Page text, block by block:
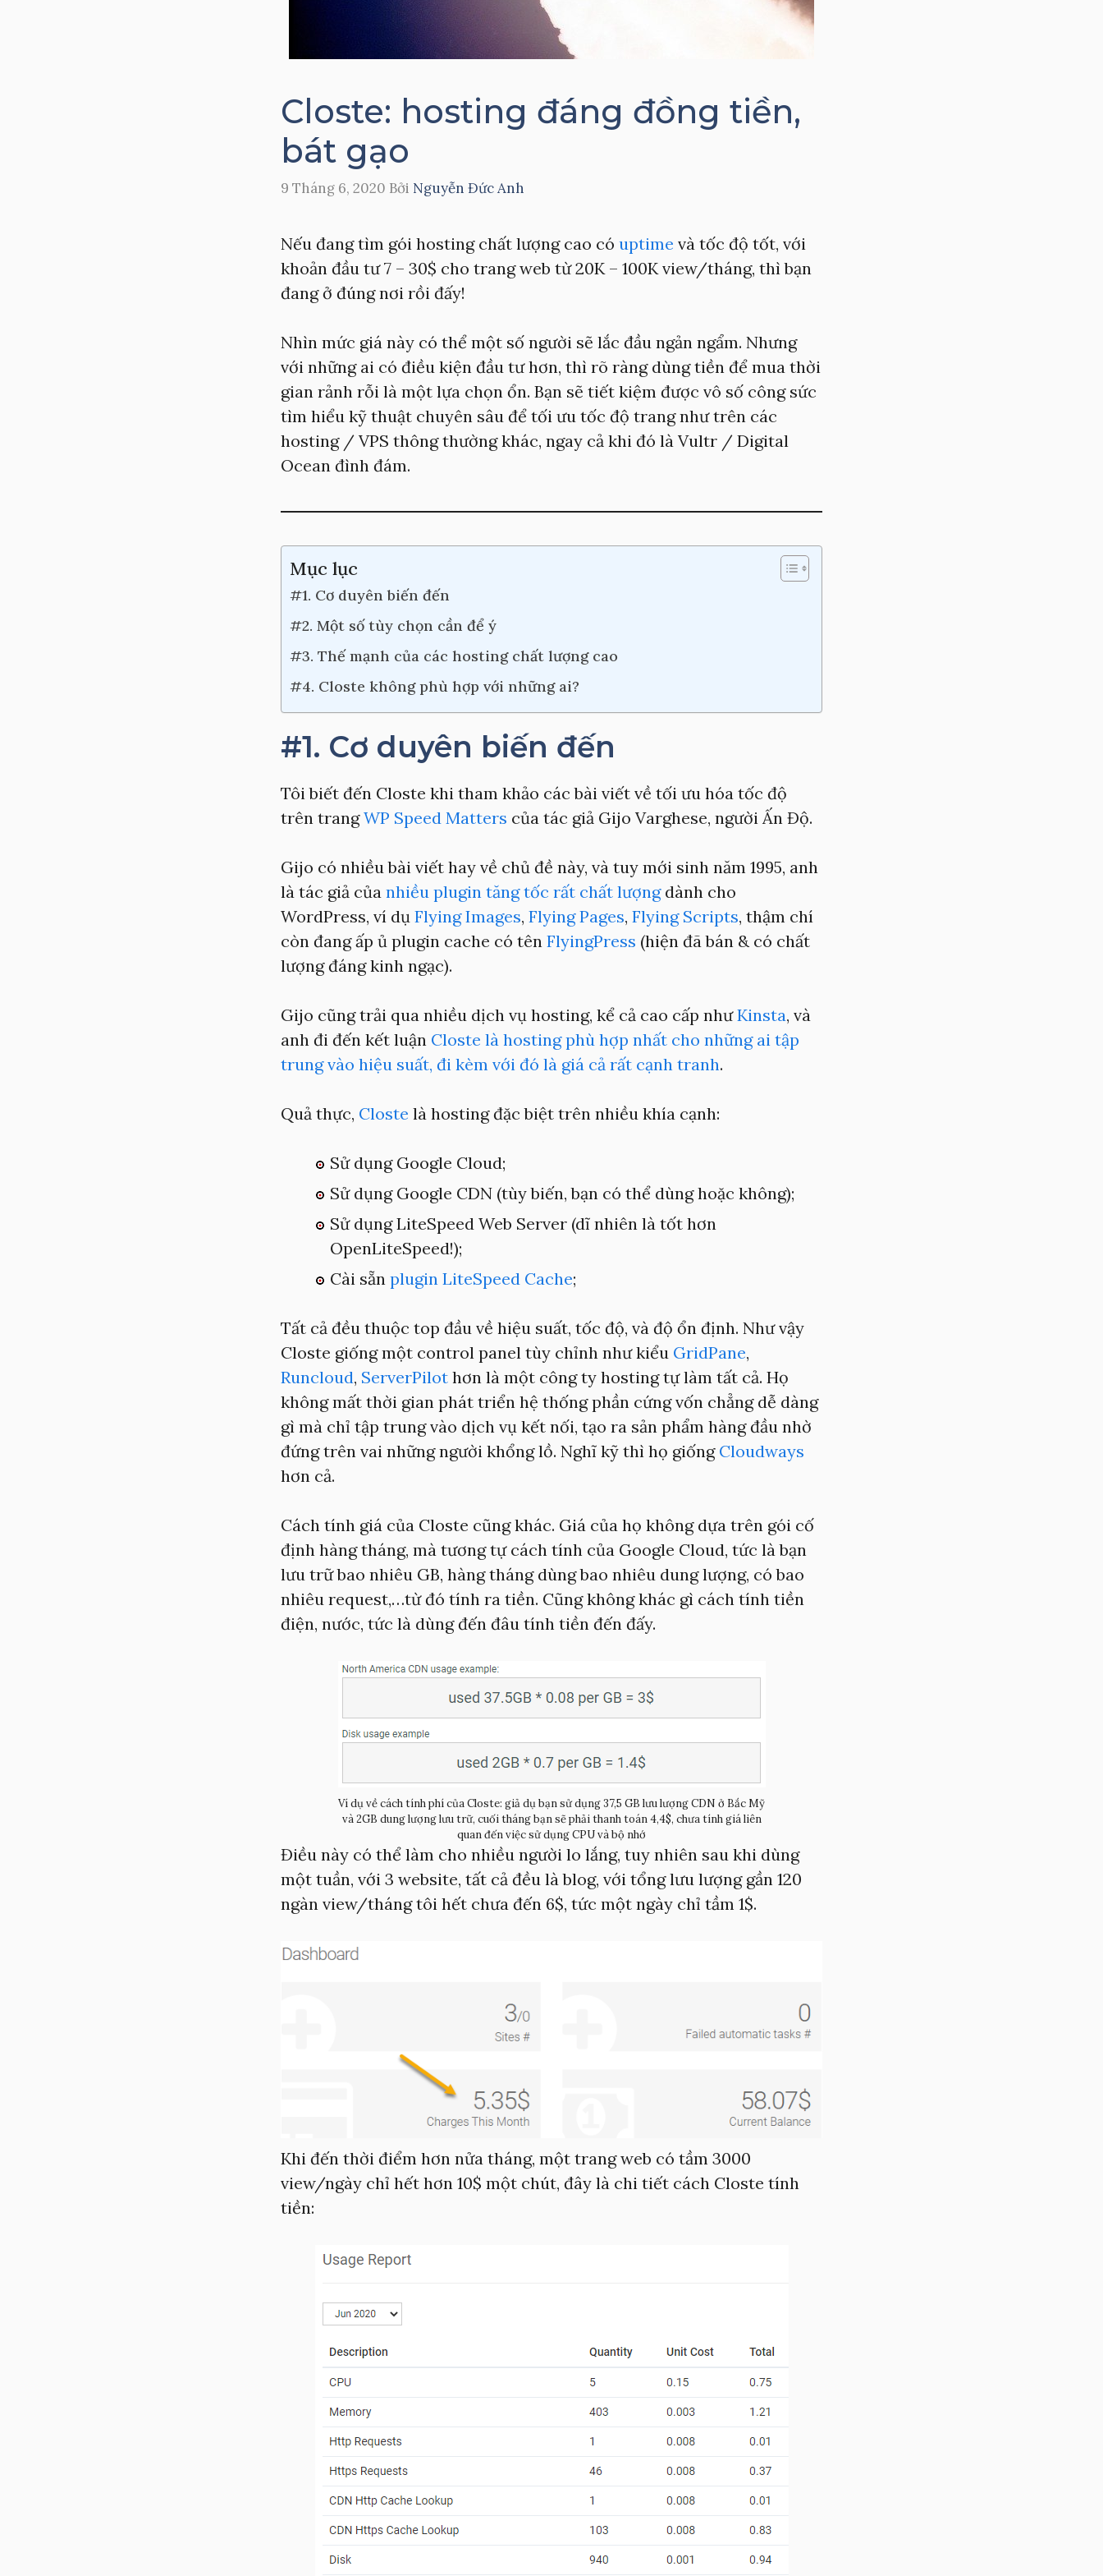
Closte: hosting đáng đồng tiền,
bát gạo
9 Tháng 6, 2020 Bởi Nguyễn Đức Anh
Nếu đang tìm gói hosting chất lượng cao có uptime và tốc độ tốt, với
khoản đầu tư 7 – 30$ cho trang web từ 20K – 100K view/tháng, thì bạn
đang ở đúng nơi rồi đấy!
Nhìn mức giá này có thể một số người sẽ lắc đầu ngản ngẩm. Nhưng
với những ai có điều kiện đầu tư hơn, thì rõ ràng dùng tiền để mua thời
gian rảnh rỗi là một lựa chọn ổn. Bạn sẽ tiết kiệm được vô số công sức
tìm hiểu kỹ thuật chuyên sâu để tối ưu tốc độ trang như trên các
hosting / VPS thông thường khác, ngay cả khi đó là Vultr / Digital
Ocean đình đám.
Mục lục
#1. Cơ duyên biến đến
#2. Một số tùy chọn cần để ý
#3. Thế mạnh của các hosting chất lượng cao
#4. Closte không phù hợp với những ai?
#1. Cơ duyên biến đến
Tôi biết đến Closte khi tham khảo các bài viết về tối ưu hóa tốc độ
trên trangWP Speed Matters của tác giả Gijo Varghese, người Ấn Độ.
Gijo có nhiều bài viết hay về chủ đề này, và tuy mới sinh năm 1995, anh
là tác giả của nhiều plugin tăng tốc rất chất lượngdành cho
WordPress, ví dụ Flying Images, Flying Pages, Flying Scripts, thậm chí
còn đang ấp ủ plugin cache có tên FlyingPress (hiện đã bán & có chất
lượng đáng kinh ngạc).
Gijo cũng trải qua nhiều dịch vụ hosting, kể cả cao cấp nhưKinsta, và
anh đi đến kết luận Closte là hosting phù hợp nhất cho những ai tập
trung vào hiệu suất, đi kèm với đó là giá cả rất cạnh tranh.
Quả thực, Closte là hosting đặc biệt trên nhiều khía cạnh:
Sử dụng Google Cloud;
Sử dụng Google CDN (tùy biến, bạn có thể dùng hoặc không);
Sử dụng LiteSpeed Web Server (dĩ nhiên là tốt hơn
OpenLiteSpeed!);
Cài sẵn plugin LiteSpeed Cache;
Tất cả đều thuộc top đầu về hiệu suất, tốc độ, và độ ổn định. Như vậy
Closte giống một control panel tùy chỉnh như kiểu GridPane,
Runcloud, ServerPilot hơn là một công ty hosting tự làm tất cả. Họ
không mất thời gian phát triển hệ thống phần cứng vốn chẳng dễ dàng
gì mà chỉ tập trung vào dịch vụ kết nối, tạo ra sản phẩm hàng đầu nhờ
đứng trên vai những người khổng lồ. Nghĩ kỹ thì họ giống Cloudways
hơn cả.
Cách tính giá của Closte cũng khác. Giá của họ không dựa trên gói cố
định hàng tháng, mà tương tự cách tính của Google Cloud, tức là bạn
lưu trữ bao nhiêu GB, hàng tháng dùng bao nhiêu dung lượng, có bao
nhiêu request,…từ đó tính ra tiền. Cũng không khác gì cách tính tiền
điện, nước, tức là dùng đến đâu tính tiền đến đấy.
Ví dụ về cách tính phí của Closte: giả dụ bạn sử dụng 37,5 GB lưu lượng CDN ở Bắc Mỹ
và 2GB dung lượng lưu trữ, cuối tháng bạn sẽ phải thanh toán 4,4$, chưa tính giá liên
quan đến việc sử dụng CPU và bộ nhớ
Điều này có thể làm cho nhiều người lo lắng, tuy nhiên sau khi dùng
một tuần, với 3 website, tất cả đều là blog, với tổng lưu lượng gần 120
ngàn view/tháng tôi hết chưa đến 6$, tức một ngày chỉ tầm 1$.
Khi đến thời điểm hơn nửa tháng, một trang web có tầm 3000
view/ngày chỉ hết hơn 10$ một chút, đây là chi tiết cách Closte tính
tiền: